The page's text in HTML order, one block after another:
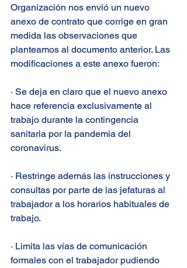
Organización nos envió un nuevo
anexo de contrato que corrige en gran
medida las observaciones que
planteamos al documento anterior. Las
modificaciones a este anexo fueron:
· Se deja en claro que el nuevo anexo
hace referencia exclusivamente al
trabajo durante la contingencia
sanitaria por la pandemia del
coronavirus.
· Restringe además las instrucciones y
consultas por parte de las jefaturas al
trabajador a los horarios habituales de
trabajo.
· Limita las vías de comunicación
formales con el trabajador pudiendo